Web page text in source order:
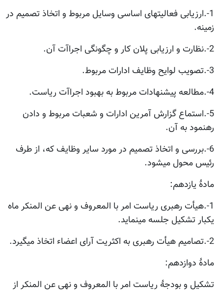
1-.ارزیابی فعالیتهای اساسی وسایل مربوط و اتخاذ تصمیم در
زمینه.
2-.نظارت و ارزیابی پلان کار و چگونگی اجراآت آن.
3-.تصویب لوایح وظایف ادارات مربوط.
4-.مطالعه پیشنهادات مربوط به بهبود اجراآت ریاست.
5-.استماع گزارش آمرین ادارات و شعبات مربوط و دادن
رهنمود به آن.
6-.بررسی و اتخاذ تصمیم در مورد سایر وظایف که، از طرف
رئیس محول میشود.
مادۀ یازدهم:
1-.هیأت رهبری ریاست امر با المعروف و نهی عن المنکر ماه
یکبار تشکیل جلسه مینماید.
2-.تصامیم هیأت رهبری به اکثریت آرای اعضاء اتخاذ میگیرد.
مادۀ دوازدهم:
تشکیل و بودجۀ ریاست امر با المعروف و نهی عن المنکر از